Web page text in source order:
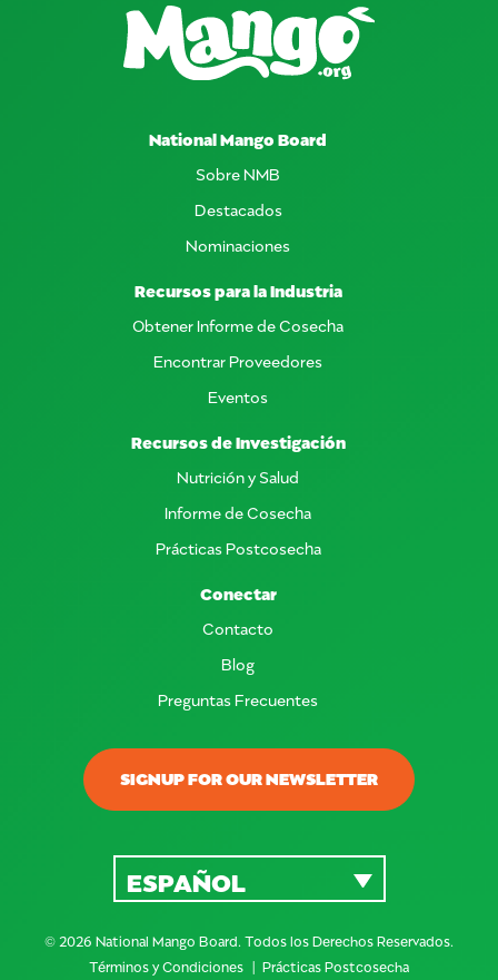
SIGNUP FOR OUR NEWSLETTER
National Mango Board
Sobre NMB
Destacados
Nominaciones
Recursos para la Industria
Obtener Informe de Cosecha
Encontrar Proveedores
Eventos
Recursos de Investigación
Nutrición y Salud
Informe de Cosecha
Prácticas Postcosecha
Conectar
Contacto
Blog
Preguntas Frecuentes
© 2026 National Mango Board. Todos los Derechos Reservados.
Términos y Condiciones
Prácticas Postcosecha
ESPAÑOL